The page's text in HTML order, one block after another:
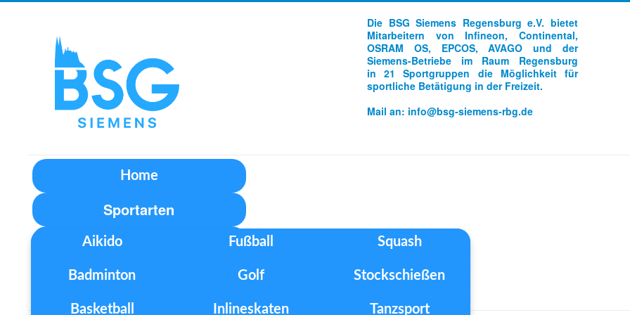
Die BSG Siemens Regensburg e.V. bietet
Mitarbeitern von Infineon, Continental,
OSRAM OS, EPCOS, AVAGO und der
Siemens-Betriebe im Raum Regensburg
in 21 Sportgruppen die Möglichkeit für
sportliche Betätigung in der Freizeit.
Mail an: info@bsg-siemens-rbg.de
Home
Sportarten
Aikido
Badminton
Basketball
Fußball
Golf
Inlineskaten
Squash
Stockschießen
Tanzsport
Unser Verein
Aktuelles